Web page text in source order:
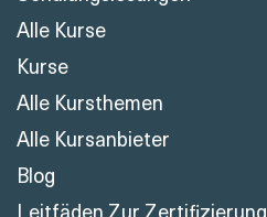
Alle Kurse
Kurse
Alle Kursthemen
Alle Kursanbieter
Blog
Leitfäden Zur Zertifizierung